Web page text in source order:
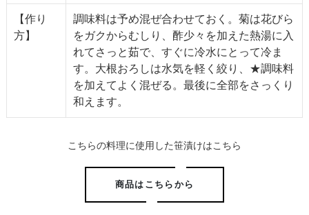
【作り
方】
調味料は予め混ぜ合わせておく。菊は花びら
をガクからむしり、酢少々を加えた熱湯に入
れてさっと茹で、すぐに冷水にとって冷ま
す。大根おろしは水気を軽く絞り、★調味料
を加えてよく混ぜる。最後に全部をさっくり
和えます。
こちらの料理に使用した笹漬けはこちら
商品はこちらから